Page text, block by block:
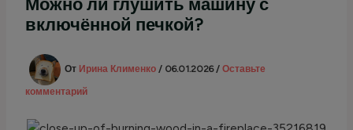
включённой печкой?
От Ирина Клименко/ 06.01.2026/Оставьте
комментарий